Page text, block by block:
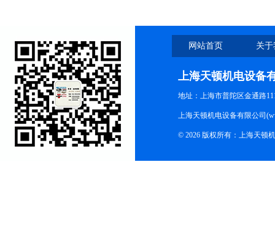
网站首页 关
上海天顿机电设备
地址：上海市普陀区金通路
上海天顿机电设备有限公司
© 2026 版权所有：上海天顿